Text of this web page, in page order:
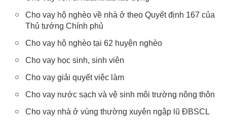
Cho vay hộ nghèo về nhà ở theo Quyết định 167 của
Thủ tướng Chính phủ
Cho vay hộ nghèo tại 62 huyện nghèo
Cho vay học sinh, sinh viên
Cho vay giải quyết việc làm
Cho vay nước sạch và vệ sinh môi trường nông thôn
Cho vay nhà ở vùng thường xuyên ngập lũ ĐBSCL